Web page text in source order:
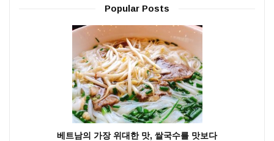
Popular Posts
베트남의 가장 위대한 맛, 쌀국수를 맛보다